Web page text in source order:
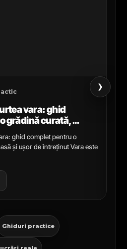
vara: ghid
grădină curată,
de întreținut
ghid complet pentru o
și ușor de întreținut Vara este
›
Ghiduri practice